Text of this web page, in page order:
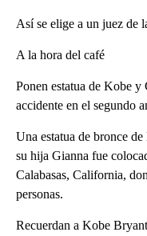
Así se elige a un juez de
A la hora del café
Ponen estatua de Kobe
accidente en el segundo
Una estatua de bronce
su hija Gianna fue
Calabasas, California,
personas.
Recuerdan a Kobe